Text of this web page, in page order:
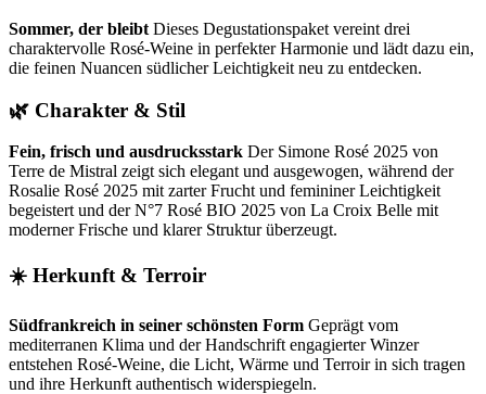
Sommer, der bleibt Dieses Degustationspaket vereint drei
charaktervolle Rosé-Weine in perfekter Harmonie und lädt dazu ein,
die feinen Nuancen südlicher Leichtigkeit neu zu entdecken.
🌿 Charakter & Stil
Fein, frisch und ausdrucksstark Der Simone Rosé 2025 von
Terre de Mistral zeigt sich elegant und ausgewogen, während der
Rosalie Rosé 2025 mit zarter Frucht und femininer Leichtigkeit
begeistert und der N°7 Rosé BIO 2025 von La Croix Belle mit
moderner Frische und klarer Struktur überzeugt.
☀️ Herkunft & Terroir
Südfrankreich in seiner schönsten Form Geprägt vom
mediterranen Klima und der Handschrift engagierter Winzer
entstehen Rosé-Weine, die Licht, Wärme und Terroir in sich tragen
und ihre Herkunft authentisch widerspiegeln.